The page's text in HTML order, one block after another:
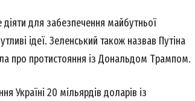
для забезпечення майбутньої
ідеї. Зеленський також назвав Путіна
про протистояння із Дональдом Трампом.
Україні 20 мільярдів доларів із